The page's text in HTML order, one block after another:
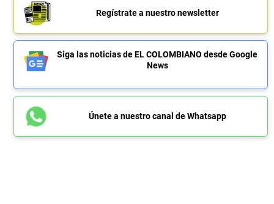
Regístrate a nuestro newsletter
Siga las noticias de EL COLOMBIANO desde Google
News
Únete a nuestro canal de Whatsapp